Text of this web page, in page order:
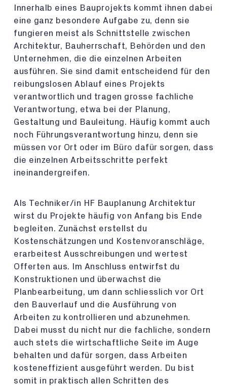
Innerhalb eines Bauprojekts kommt ihnen dabei
eine ganz besondere Aufgabe zu, denn sie
fungieren meist als Schnittstelle zwischen
Architektur, Bauherrschaft, Behörden und den
Unternehmen, die die einzelnen Arbeiten
ausführen. Sie sind damit entscheidend für den
reibungslosen Ablauf eines Projekts
verantwortlich und tragen grosse fachliche
Verantwortung, etwa bei der Planung,
Gestaltung und Bauleitung. Häufig kommt auch
noch Führungsverantwortung hinzu, denn sie
müssen vor Ort oder im Büro dafür sorgen, dass
die einzelnen Arbeitsschritte perfekt
ineinandergreifen.
Als Techniker/in HF Bauplanung Architektur
wirst du Projekte häufig von Anfang bis Ende
begleiten. Zunächst erstellst du
Kostenschätzungen und Kostenvoranschläge,
erarbeitest Ausschreibungen und wertest
Offerten aus. Im Anschluss entwirfst du
Konstruktionen und überwachst die
Planbearbeitung, um dann schliesslich vor Ort
den Bauverlauf und die Ausführung von
Arbeiten zu kontrollieren und abzunehmen.
Dabei musst du nicht nur die fachliche, sondern
auch stets die wirtschaftliche Seite im Auge
behalten und dafür sorgen, dass Arbeiten
kosteneffizient ausgeführt werden. Du bist
somit in praktisch allen Schritten des